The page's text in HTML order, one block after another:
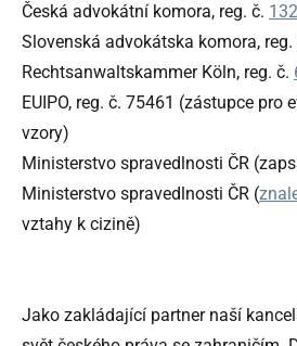
Česká advokátní komora, reg. č.
Slovenská advokátska komora, reg.
Rechtsanwaltskammer Köln, reg. č.
EUIPO, reg. č. 75461 (zástupce pro
vzory)
Ministerstvo spravedlnosti ČR
Ministerstvo spravedlnosti ČR (
vztahy k cizině)
Jako zakládající partner naší